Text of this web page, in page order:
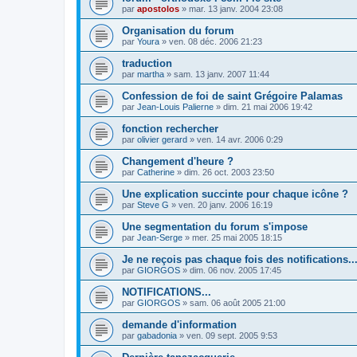
par apostolos » mar. 13 janv. 2004 23:08
Organisation du forum
par Youra » ven. 08 déc. 2006 21:23
traduction
par martha » sam. 13 janv. 2007 11:44
Confession de foi de saint Grégoire Palamas
par Jean-Louis Palierne » dim. 21 mai 2006 19:42
fonction rechercher
par olivier gerard » ven. 14 avr. 2006 0:29
Changement d'heure ?
par Catherine » dim. 26 oct. 2003 23:50
Une explication succinte pour chaque icône ?
par Steve G » ven. 20 janv. 2006 16:19
Une segmentation du forum s'impose
par Jean-Serge » mer. 25 mai 2005 18:15
Je ne reçois pas chaque fois des notifications...
par GIORGOS » dim. 06 nov. 2005 17:45
NOTIFICATIONS...
par GIORGOS » sam. 06 août 2005 21:00
demande d'information
par gabadonia » ven. 09 sept. 2005 9:53